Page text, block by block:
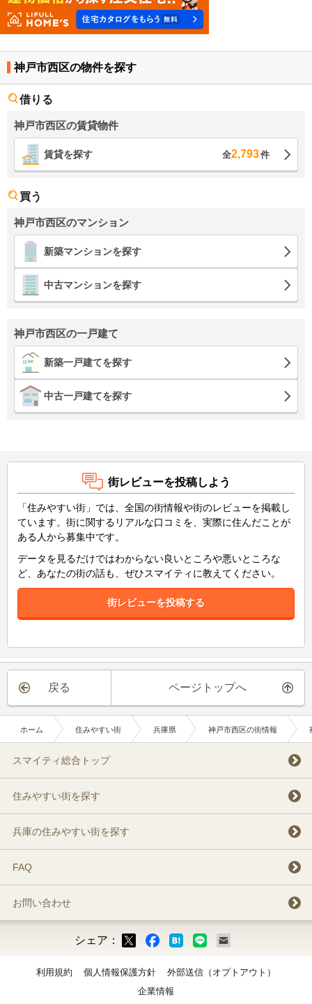
神戸市西区の物件を探す
借りる
神戸市西区の賃貸物件
賃貸を探す 全2,793件
買う
神戸市西区のマンション
新築マンションを探す
中古マンションを探す
神戸市西区の一戸建て
新築一戸建てを探す
中古一戸建てを探す
街レビューを投稿しよう
「住みやすい街」では、全国の街情報や街のレビューを掲載し
ています。街に関するリアルな口コミを、実際に住んだことが
ある人から募集中です。
データを見るだけではわからない良いところや悪いところな
ど、あなたの街の話も、ぜひスマイティに教えてください。
街レビューを投稿する
戻る ページトップへ
ホーム 住みやすい街 兵庫県 神戸市西区の街情報
スマイティ総合トップ
住みやすい街を探す
兵庫の住みやすい街を探す
FAQ
お問い合わせ
シェア：
利用規約 個人情報保護方針
外部送信（オプトアウト）
企業情報